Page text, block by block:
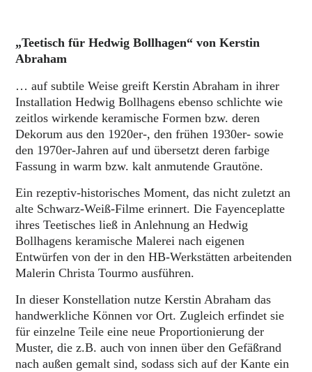
„Teetisch für Hedwig Bollhagen“ von Kerstin
Abraham
… auf subtile Weise greift Kerstin Abraham in ihrer
Installation Hedwig Bollhagens ebenso schlichte wie
zeitlos wirkende keramische Formen bzw. deren
Dekorum aus den 1920er-, den frühen 1930er- sowie
den 1970er-Jahren auf und übersetzt deren farbige
Fassung in warm bzw. kalt anmutende Grautöne.
Ein rezeptiv-historisches Moment, das nicht zuletzt an
alte Schwarz-Weiß-Filme erinnert. Die Fayenceplatte
ihres Teetisches ließ in Anlehnung an Hedwig
Bollhagens keramische Malerei nach eigenen
Entwürfen von der in den HB-Werkstätten arbeitenden
Malerin Christa Tourmo ausführen.
In dieser Konstellation nutze Kerstin Abraham das
handwerkliche Können vor Ort. Zugleich erfindet sie
für einzelne Teile eine neue Proportionierung der
Muster, die z.B. auch von innen über den Gefäßrand
nach außen gemalt sind, sodass sich auf der Kante ein